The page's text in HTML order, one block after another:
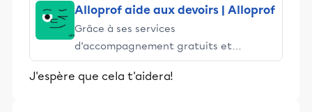
Alloprof aide aux devoirs | Alloprof
Grâce à ses services
d’accompagnement gratuits et
stimulants, Alloprof engage les élèves
et leurs parents dans la réussite
J'espère que cela t'aidera!